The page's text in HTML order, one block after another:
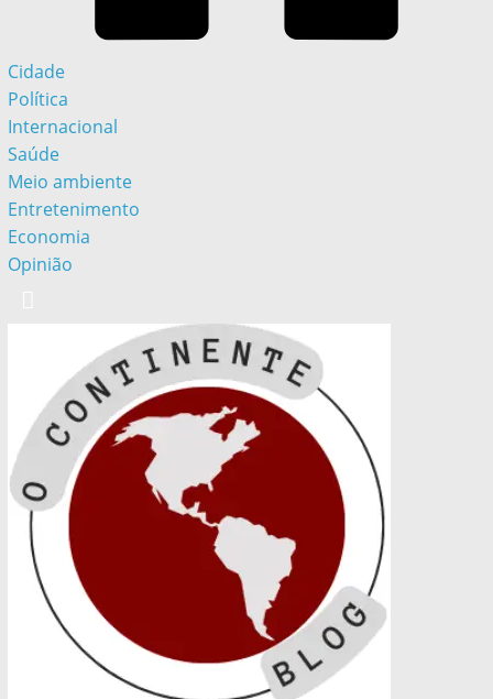
Cidade
Política
Internacional
Saúde
Meio ambiente
Entretenimento
Economia
Opinião